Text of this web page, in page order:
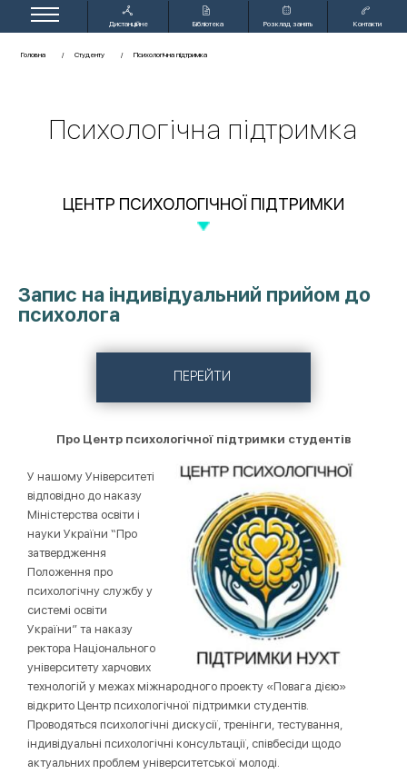
Дистанційне
Бібліотека Розклад занять Контакти
Головна Студенту Психологічна підтримка
Психологічна підтримка
ЦЕНТР ПСИХОЛОГІЧНОЇ ПІДТРИМКИ
Запис на індивідуальний прийом до
психолога
ПЕРЕЙТИ
Про Центр психологічної підтримки студентів
У нашому Університеті
відповідно до наказу
Міністерства освіти і
науки України “Про
затвердження
Положення про
психологічну службу у
системі освіти
України” та наказу
ректора Національного
університету харчових
технологій у межах міжнародного проекту «Повага дією»
відкрито Центр психологічної підтримки студентів.
Проводяться психологічні дискусії, тренінги, тестування,
індивідуальні психологічні консультації, співбесіди щодо
актуальних проблем університетської молоді.